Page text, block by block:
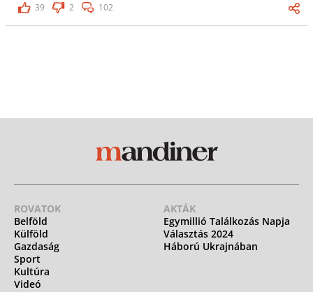
39
2 102
ROVATOK
Belföld
Külföld
Gazdaság
Sport
Kultúra
Videó
AKTÁK
Egymillió Találkozás Napja
Választás 2024
Háború Ukrajnában